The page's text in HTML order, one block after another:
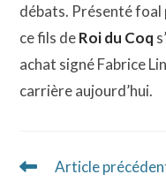
débats. Présenté foal
ce fils deRoi du Coq
achat signé Fabrice
carrière aujourd’hui.
Read
Article